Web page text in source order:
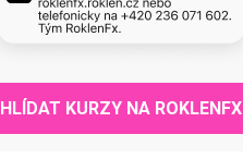
HLÍDAT KURZY NA ROKLENFX